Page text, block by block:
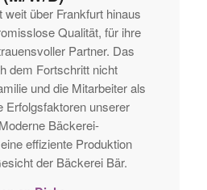
über Frankfurt hinaus
Qualität, für ihre
Partner. Das
dem Fortschritt nicht
und die Mitarbeiter als
Erfolgsfaktoren unserer
Bäckerei-
effiziente Produktion
der Bäckerei Bär.